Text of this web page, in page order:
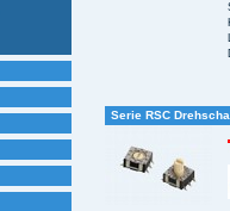
Serie RSC